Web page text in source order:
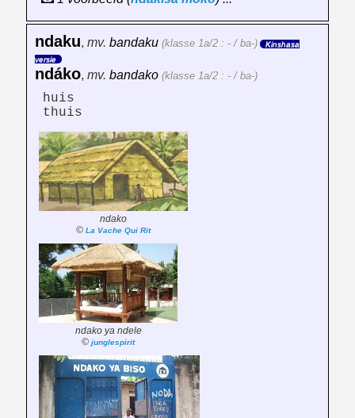
ndaku, mv. bandaku (klasse 1a/2 : - / ba-)
Kinshasa
versie
ndáko, mv. bandako (klasse 1a/2 : - / ba-)
huis
thuis
ndako
© La Vache Qui Rit
ndako ya ndele
© junglespirit